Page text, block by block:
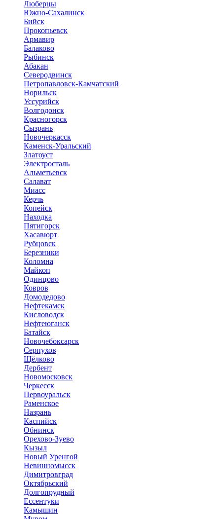
Люберцы
Южно-Сахалинск
Бийск
Прокопьевск
Армавир
Балаково
Рыбинск
Абакан
Северодвинск
Петропавловск-Камчатский
Норильск
Уссурийск
Волгодонск
Красногорск
Сызрань
Новочеркасск
Каменск-Уральский
Златоуст
Электросталь
Альметьевск
Салават
Миасс
Керчь
Копейск
Находка
Пятигорск
Хасавюрт
Рубцовск
Березники
Коломна
Майкоп
Одинцово
Ковров
Домодедово
Нефтекамск
Кисловодск
Нефтеюганск
Батайск
Новочебоксарск
Серпухов
Щёлково
Дербент
Новомосковск
Черкесск
Первоуральск
Раменское
Назрань
Каспийск
Обнинск
Орехово-Зуево
Кызыл
Новый Уренгой
Невинномысск
Димитровград
Октябрьский
Долгопрудный
Ессентуки
Камышин